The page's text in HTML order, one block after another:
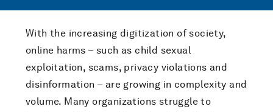
With the increasing digitization of society,
online harms – such as child sexual
exploitation, scams, privacy violations and
disinformation – are growing in complexity and
volume. Many organizations struggle to